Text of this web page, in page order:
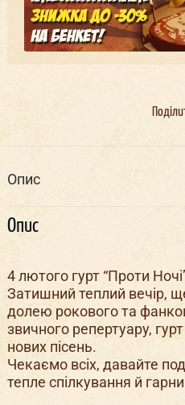
Опис
Опис
4 лютого гурт “Проти
Затишний теплий вечір,
долею рокового та
звичного репертуару,
нових пісень.
Чекаємо всіх, давайте
тепле спілкування й